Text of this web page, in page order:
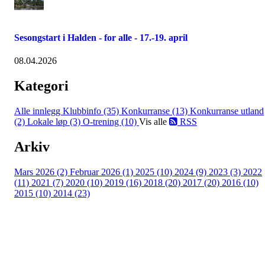
Sesongstart i Halden - for alle - 17.-19. april
08.04.2026
Kategori
Alle innlegg Klubbinfo (35) Konkurranse (13) Konkurranse utland
(2) Lokale løp (3) O-trening (10) Vis alle RSS
Arkiv
Mars 2026 (2) Februar 2026 (1) 2025 (10) 2024 (9) 2023 (3) 2022
(11) 2021 (7) 2020 (10) 2019 (16) 2018 (20) 2017 (20) 2016 (10)
2015 (10) 2014 (23)